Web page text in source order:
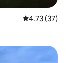
평점 4.73점
4.73 (37)